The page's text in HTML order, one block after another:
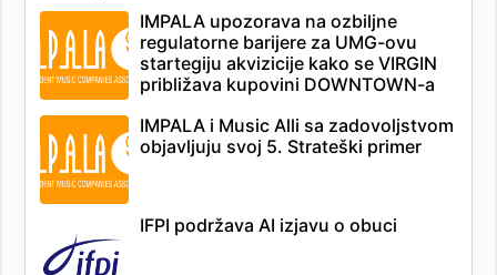
IMPALA upozorava na ozbiljne
regulatorne barijere za UMG-ovu
startegiju akvizicije kako se VIRGIN
približava kupovini DOWNTOWN-a
IMPALA i Music Alli sa zadovoljstvom
objavljuju svoj 5. Strateški primer
IFPI podržava AI izjavu o obuci